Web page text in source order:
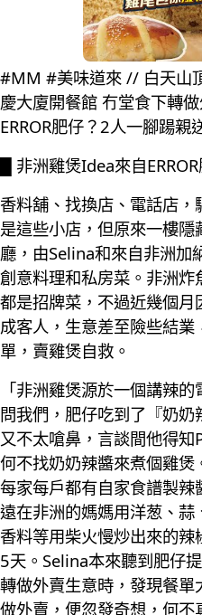
#MM #美味道來 // 白天山
慶大廈開餐館 冇堂食下轉
ERROR肥仔？2人一腳踼親
█ 非洲雞煲Idea來自
香料舖、找換店、電話店
是這些小店，但原來一樓
廳，由Selina和來自非洲加
創意料理和私房菜。非洲
都是招牌菜，不過近幾個
成客人，生意差至險些結
單，賣雞煲自救。
「非洲雞煲源於一個講辣
問我們，肥仔吃到了『奶
又不太嗆鼻，言談間他得
何不找奶奶辣醬來煮個雞
每家每戶都有自家食譜製
遠在非洲的媽媽用洋葱、
香料等用柴火慢炒出來的
5天。Selina本來聽到肥仔
轉做外賣生意時，發現餐
做外賣，便忽發奇想，何不